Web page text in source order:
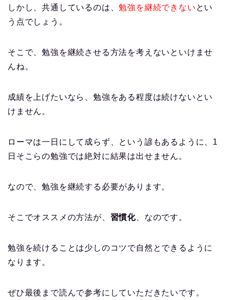
しかし、共通しているのは、勉強を継続できない とい
う点でしょう。
そこで、勉強を継続させる方法を考えないといけませ
んね。
成績を上げたいなら、勉強をある程度は続けないとい
けません。
ローマは一日にして成らず、という諺もあるように、1
日そこらの勉強では絶対に結果は出せません。
なので、勉強を継続する必要があります。
そこでオススメの方法が、 習慣化 、なのです。
勉強を続けることは少しのコツで自然とできるように
なります。
ぜひ最後まで読んで参考にしていただきたいです。